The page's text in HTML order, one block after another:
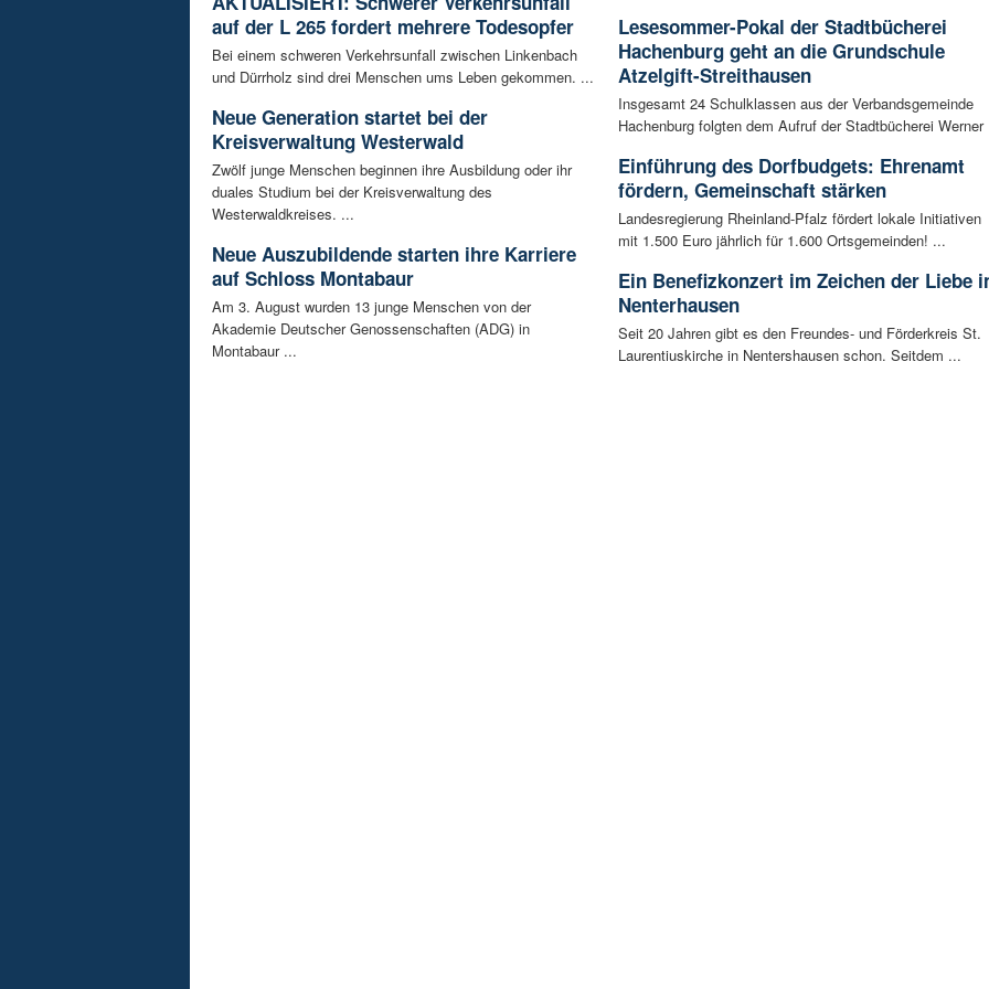
auf der L 265 fordert mehrere Todesopfer
Bei einem schweren Verkehrsunfall zwischen Linkenbach
und Dürrholz sind drei Menschen ums Leben gekommen. ...
Neue Generation startet bei der
Kreisverwaltung Westerwald
Zwölf junge Menschen beginnen ihre Ausbildung oder ihr
duales Studium bei der Kreisverwaltung des
Westerwaldkreises. ...
Neue Auszubildende starten ihre Karriere
auf Schloss Montabaur
Am 3. August wurden 13 junge Menschen von der
Akademie Deutscher Genossenschaften (ADG) in
Montabaur ...
Lesesommer-Pokal der Stadtbücherei
Hachenburg geht an die Grundschule
Atzelgift-Streithausen
Insgesamt 24 Schulklassen aus der Verbandsgemeinde
Hachenburg folgten dem Aufruf der Stadtbücherei Werner
Einführung des Dorfbudgets: Ehrenamt
fördern, Gemeinschaft stärken
Landesregierung Rheinland-Pfalz fördert lokale Initiativen
mit 1.500 Euro jährlich für 1.600 Ortsgemeinden! ...
Ein Benefizkonzert im Zeichen der Liebe
Nenterhausen
Seit 20 Jahren gibt es den Freundes- und Förderkreis St.
Laurentiuskirche in Nentershausen schon. Seitdem ...